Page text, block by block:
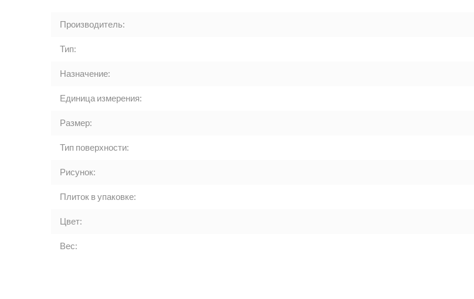
Производитель:
Тип:
Назначение:
Единица измерения:
Размер:
Тип поверхности:
Рисунок:
Плиток в упаковке:
Цвет:
Вес: